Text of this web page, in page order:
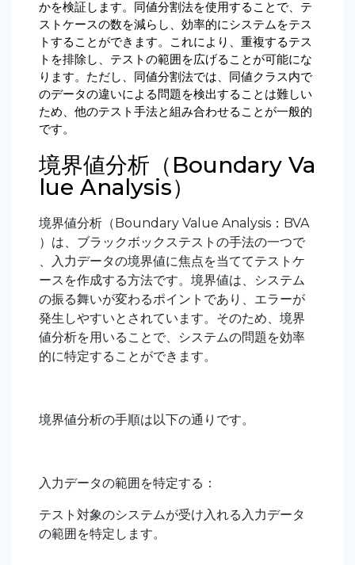
かを検証します。同値分割法を使用することで、テ
ストケースの数を減らし、効率的にシステムをテス
トすることができます。これにより、重複するテス
トを排除し、テストの範囲を広げることが可能にな
ります。ただし、同値分割法では、同値クラス内で
のデータの違いによる問題を検出することは難しい
ため、他のテスト手法と組み合わせることが一般的
です。
境界値分析（Boundary Va
lue Analysis）
境界値分析（Boundary Value Analysis：BVA
）は、ブラックボックステストの手法の一つで
、入力データの境界値に焦点を当ててテストケ
ースを作成する方法です。境界値は、システム
の振る舞いが変わるポイントであり、エラーが
発生しやすいとされています。そのため、境界
値分析を用いることで、システムの問題を効率
的に特定することができます。
境界値分析の手順は以下の通りです。
入力データの範囲を特定する：
テスト対象のシステムが受け入れる入力データ
の範囲を特定します。